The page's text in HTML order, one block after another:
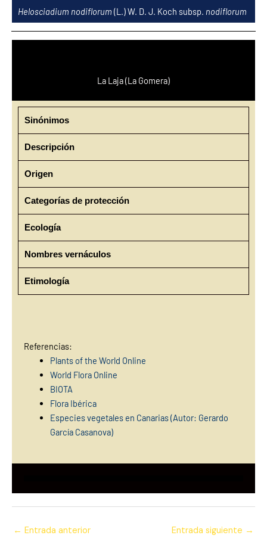
contenido
Helosciadium nodiflorum (L.) W. D. J. Koch subsp. nodiflorum
La Laja (La Gomera)
Sinónimos
Descripción
Origen
Categorías de protección
Ecología
Nombres vernáculos
Etimología
Referencias:
Plants of the World Online
World Flora Online
BIOTA
Flora Ibérica
Especies vegetales en Canarias (Autor: Gerardo
García Casanova)
← Entrada anterior Entrada siguiente →